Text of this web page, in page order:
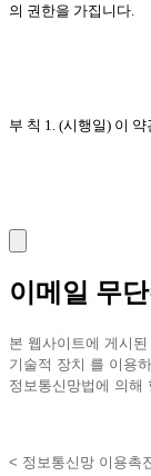
의 권한을 가집니다.
부 칙 1. (시행일) 이
이메일 무
본 웹사이트에 게시
기술적 장치 를 이용
정보통신망법에 의해
< 정보통신망 이용촉